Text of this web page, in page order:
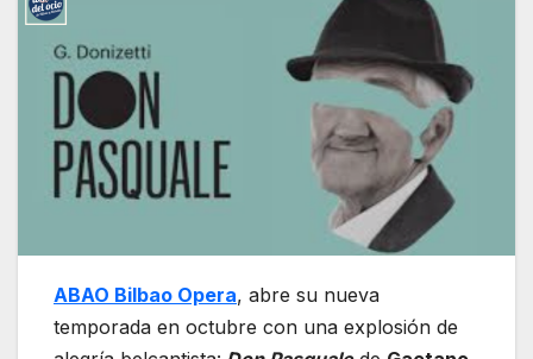
ABAO Bilbao Opera, abre su nueva
temporada en octubre con una explosión de